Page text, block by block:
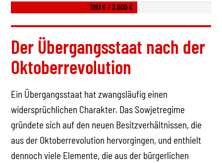
1261 € / 2.000 €
Der Übergangsstaat nach der
Oktoberrevolution
Ein Übergangsstaat hat zwangsläufig einen
widersprüchlichen Charakter. Das Sowjetregime
gründete sich auf den neuen Besitzverhältnissen, die
aus der Oktoberrevolution hervorgingen, und enthielt
dennoch viele Elemente, die aus der bürgerlichen